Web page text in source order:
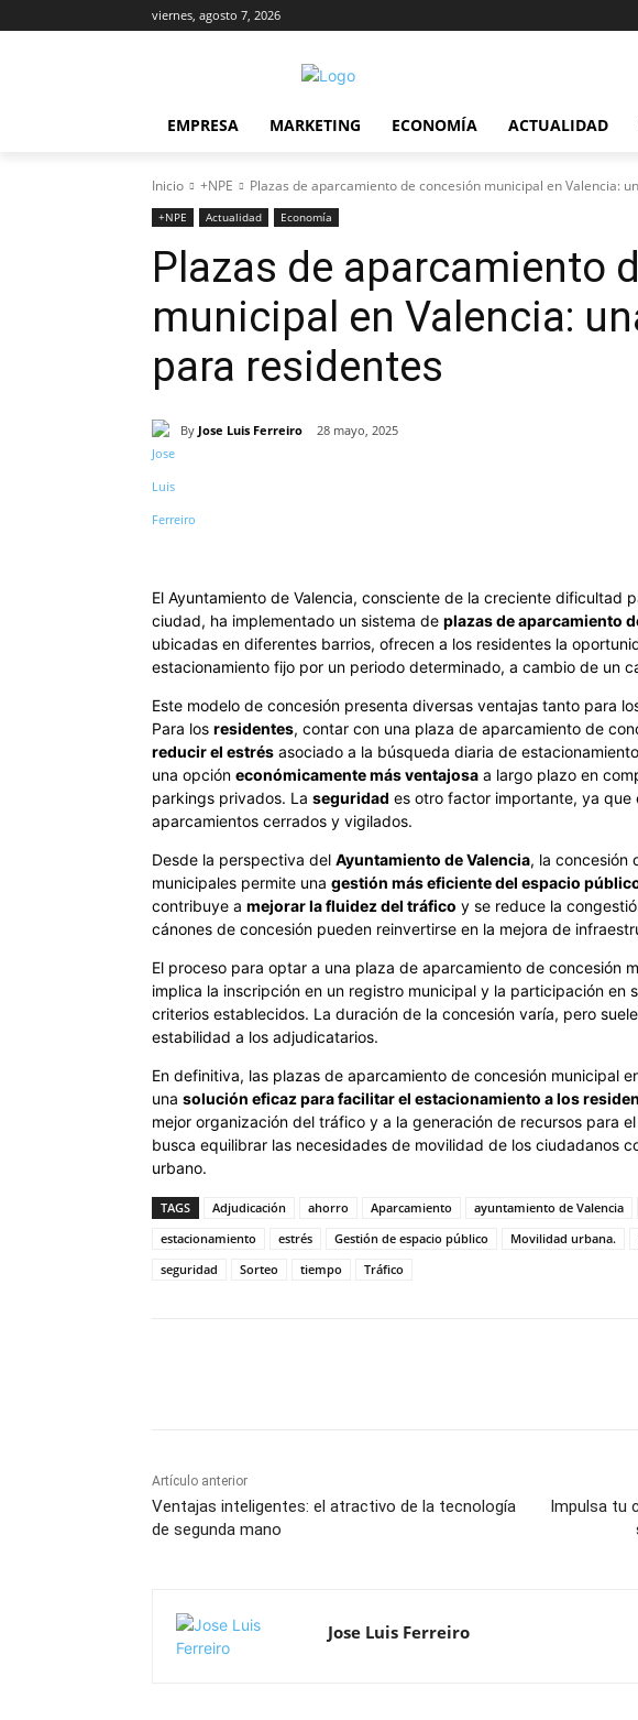
viernes, agosto 7, 2026
EMPRESA MARKETING ECONOMÍA ACTUALIDAD
Inicio +NPE Plazas de aparcamiento de concesión municipal en Valencia:
+NPE Actualidad Economía
Plazas de aparcamiento
municipal en Valencia:
para residentes
By Jose Luis Ferreiro 28 mayo, 2025
El Ayuntamiento de Valencia, consciente de la creciente dificultad
ciudad, ha implementado un sistema de plazas de aparcamiento
ubicadas en diferentes barrios, ofrecen a los residentes la
estacionamiento fijo por un periodo determinado, a cambio de un
Este modelo de concesión presenta diversas ventajas tanto para
Para los residentes, contar con una plaza de aparcamiento de
reducir el estrés asociado a la búsqueda diaria de
una opción económicamente más ventajosa a largo plazo en
parkings privados. La seguridad es otro factor importante, ya que
aparcamientos cerrados y vigilados.
Desde la perspectiva del Ayuntamiento de Valencia, la concesión
municipales permite una gestión más eficiente del espacio
contribuye a mejorar la fluidez del tráfico y se reduce la
cánones de concesión pueden reinvertirse en la mejora de
El proceso para optar a una plaza de aparcamiento de concesión
implica la inscripción en un registro municipal y la participación en
criterios establecidos. La duración de la concesión varía, pero
estabilidad a los adjudicatarios.
En definitiva, las plazas de aparcamiento de concesión municipal
una solución eficaz para facilitar el estacionamiento a los
mejor organización del tráfico y a la generación de recursos para
busca equilibrar las necesidades de movilidad de los ciudadanos
urbano.
TAGS Adjudicación ahorro Aparcamiento ayuntamiento de Valencia
estacionamiento
estrés Gestión de espacio público Movilidad urbana.
seguridad
Sorteo tiempo Tráfico
Artículo anterior
Ventajas inteligentes: el atractivo de la tecnología
de segunda mano
Impulsa tu
Jose Luis Ferreiro